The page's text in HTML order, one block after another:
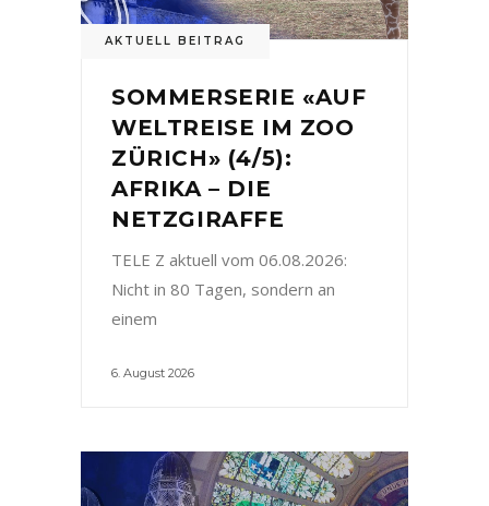
AKTUELL BEITRAG
SOMMERSERIE «AUF
WELTREISE IM ZOO
ZÜRICH» (4/5):
AFRIKA – DIE
NETZGIRAFFE
TELE Z aktuell vom 06.08.2026:
Nicht in 80 Tagen, sondern an
einem
6. August 2026